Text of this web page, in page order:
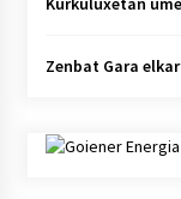
Zenbat Gara